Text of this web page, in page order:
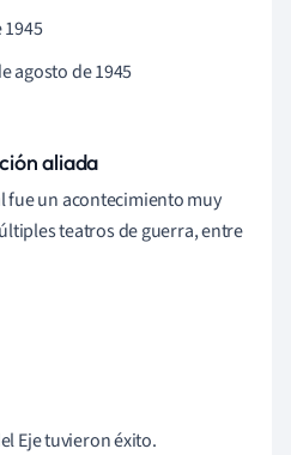
agosto de 1945
aliada
fue un acontecimiento muy
teatros de guerra, entre
Eje tuvieron éxito.